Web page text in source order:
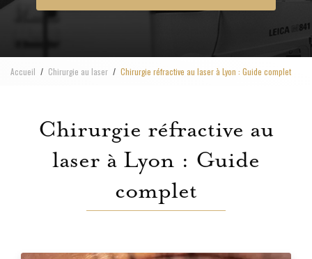
Accueil Chirurgie au laser Chirurgie réfractive au laser à Lyon : Guide complet
Chirurgie réfractive au
laser à Lyon : Guide
complet